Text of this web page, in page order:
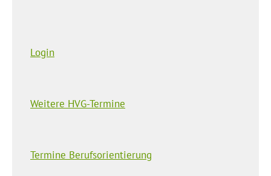
Login
Weitere HVG-Termine
Termine Berufsorientierung